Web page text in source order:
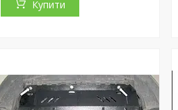
Купити